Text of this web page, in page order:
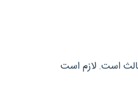
است. لازم است